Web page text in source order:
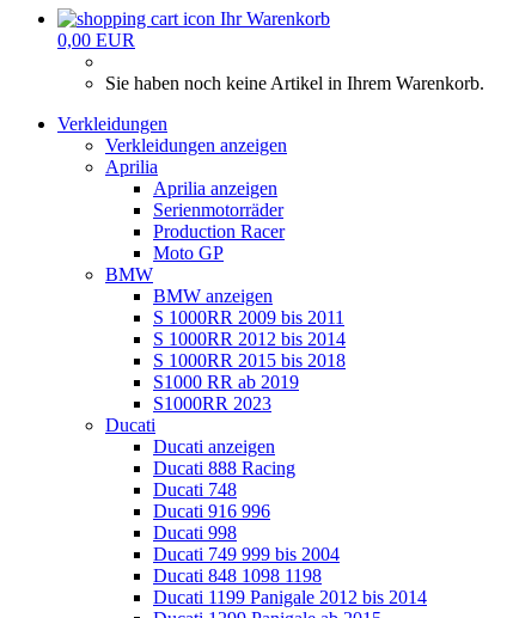
Ihr Warenkorb
0,00 EUR
Sie haben noch keine Artikel in Ihrem Warenkorb.
Verkleidungen
Verkleidungen anzeigen
Aprilia
Aprilia anzeigen
Serienmotorräder
Production Racer
Moto GP
BMW
BMW anzeigen
S 1000RR 2009 bis 2011
S 1000RR 2012 bis 2014
S 1000RR 2015 bis 2018
S1000 RR ab 2019
S1000RR 2023
Ducati
Ducati anzeigen
Ducati 888 Racing
Ducati 748
Ducati 916 996
Ducati 998
Ducati 749 999 bis 2004
Ducati 848 1098 1198
Ducati 1199 Panigale 2012 bis 2014